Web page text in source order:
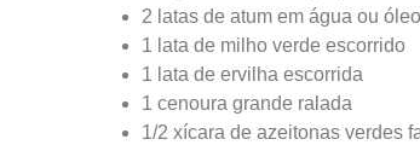
2 latas de atum em água ou
1 lata de milho verde escorrido
1 lata de ervilha escorrida
1 cenoura grande ralada
1/2 xícara de azeitonas verdes